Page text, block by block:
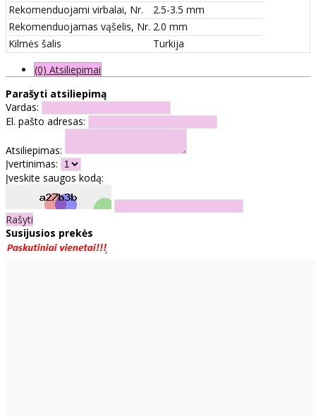
Rekomenduojami virbalai, Nr.
2.5-3.5 mm
Rekomenduojamas vąšelis, Nr. 2.0 mm
Kilmės šalis
Turkija
(0) Atsiliepimai
Parašyti atsiliepimą
Vardas:
El. pašto adresas:
Atsiliepimas:
Įvertinimas:
Įveskite saugos kodą:
Rašyti
Susijusios prekės